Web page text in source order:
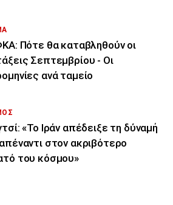
Πότε θα καταβληθούν οι
Σεπτεμβρίου - Οι
ανά ταμείο
«Το Ιράν απέδειξε τη δύναμή
στον ακριβότερο
του κόσμου»